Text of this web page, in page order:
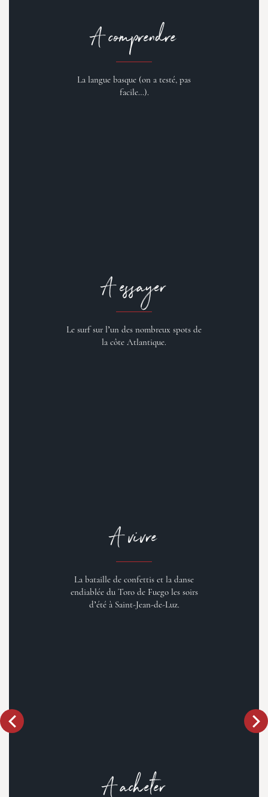
A comprendre
La langue basque (on a testé, pas
facile…).
A essayer
Le surf sur l’un des nombreux spots de
la côte Atlantique.
A vivre
La bataille de confettis et la danse
endiablée du Toro de Fuego les soirs
d’été à Saint-Jean-de-Luz.
A acheter